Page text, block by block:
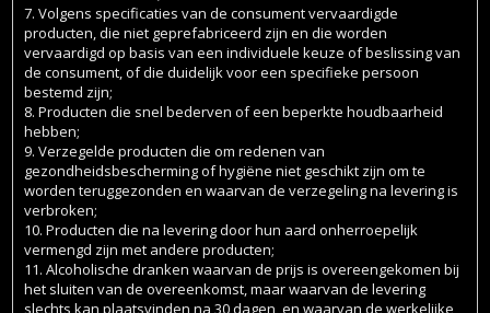
7. Volgens specificaties van de consument vervaardigde
producten, die niet geprefabriceerd zijn en die worden
vervaardigd op basis van een individuele keuze of beslissing van
de consument, of die duidelijk voor een specifieke persoon
bestemd zijn;
8. Producten die snel bederven of een beperkte houdbaarheid
hebben;
9. Verzegelde producten die om redenen van
gezondheidsbescherming of hygiëne niet geschikt zijn om te
worden teruggezonden en waarvan de verzegeling na levering is
verbroken;
10. Producten die na levering door hun aard onherroepelijk
vermengd zijn met andere producten;
11. Alcoholische dranken waarvan de prijs is overeengekomen bij
het sluiten van de overeenkomst, maar waarvan de levering
slechts kan plaatsvinden na 30 dagen, en waarvan de werkelijke